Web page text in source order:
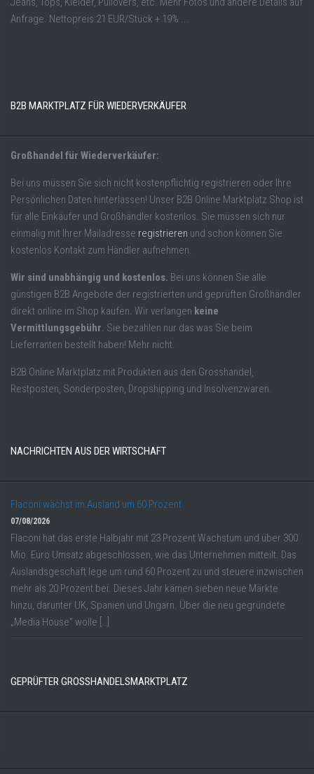
Anfrage. Nettopreis:21 EUR/Stück + 19% ...
B2B MARKTPLATZ FÜR WIEDERVERKÄUFER
Großhandel für Wiederverkäufer:
Bei uns müssen Sie sich nicht kostenpflichtig registrieren oder Ihre
Persönlichen Daten hinterlassen! Unser B2B Online Marktplatz Shop ist
für alle Einkäufer und Großhändler kostenlos. Sie müssen sich nur
einmalig mit Ihrer Mailadresse registrieren und schon können Sie
kostenlos Kontakt zum Händler aufnehmen.
Wir sind unabhängig und kostenlos. Bei uns können Sie alle
günstigen B2B Angebote der registrierten und geprüften Großhändler
direkt online im Shop kaufen. Wir verlangen keine
Vermittlungsgebühr. Sie bezahlen nur das was Sie beim
Lieferranten bestellt haben! Mehr nicht.
B2B Online Marktplatz mit Produkten aus den Grosshandel,
Restposten, Sonderposten, Dropshipping und Insolvenzwaren.
NACHRICHTEN AUS DER WIRTSCHAFT
Flaconi wächst im Ausland um 60 Prozent
07/08/2026
Flaconi hat das erste Halbjahr mit 23 Prozent Wachstum und über 300
Mio. Euro Umsatz abgeschlossen, wie das Unternehmen mitteilt. Das
Auslandsgeschäft lege um rund 60 Prozent zu und steuere inzwischen
mehr als 20 Prozent bei. Dieses Jahr kämen sieben neue Märkte
hinzu, darunter UK, Spanien und Ungarn. Über die neu gegründete
„Media House“ wolle […]
GEPRÜFTER GROSSHANDELSMARKTPLATZ